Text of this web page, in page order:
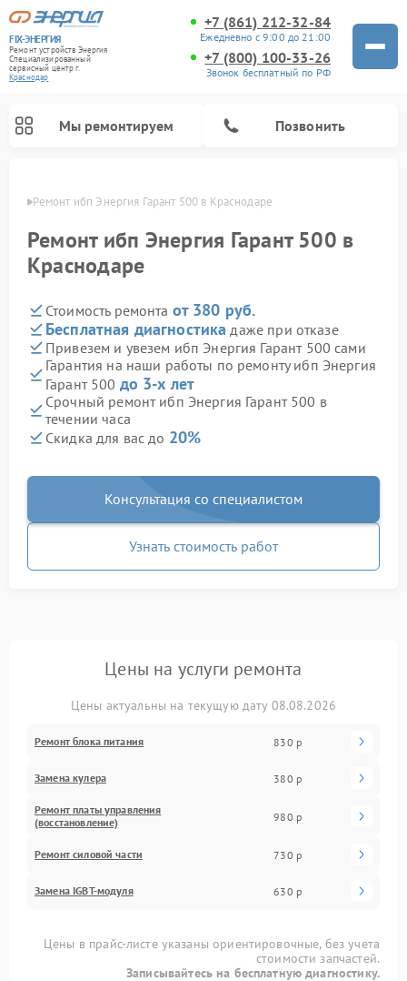
FIX-ЭНЕРГИЯ
Ремонт устройств Энергия
Специализированный
cервисный центр г.
Краснодар
+7 (861) 212-32-84
Ежедневно с 9:00 до 21:00
+7 (800) 100-33-26
Звонок бесплатный по РФ
Мы ремонтируем Позвонить
Ремонт ибп Энергия Гарант 500 в Краснодаре
Ремонт ибп Энергия Гарант 500 в
Краснодаре
Стоимость ремонта от 380 руб.
Бесплатная диагностика даже при отказе
Привезем и увезем ибп Энергия Гарант 500 сами
Гарантия на наши работы по ремонту ибп Энергия
Гарант 500 до 3-х лет
Срочный ремонт ибп Энергия Гарант 500 в
течении часа
Скидка для вас до 20%
Консультация со специалистом
Узнать стоимость работ
Цены на услуги ремонта
Цены актуальны на текущую дату 08.08.2026
Ремонт блока питания 830 р
Замена кулера 380 р
Ремонт платы управления
(восстановление)
980 р
Ремонт силовой части 730 р
Замена IGBT-модуля 630 р
Цены в прайс-листе указаны ориентировочные, без учета
стоимости запчастей.
Записывайтесь на бесплатную диагностику.